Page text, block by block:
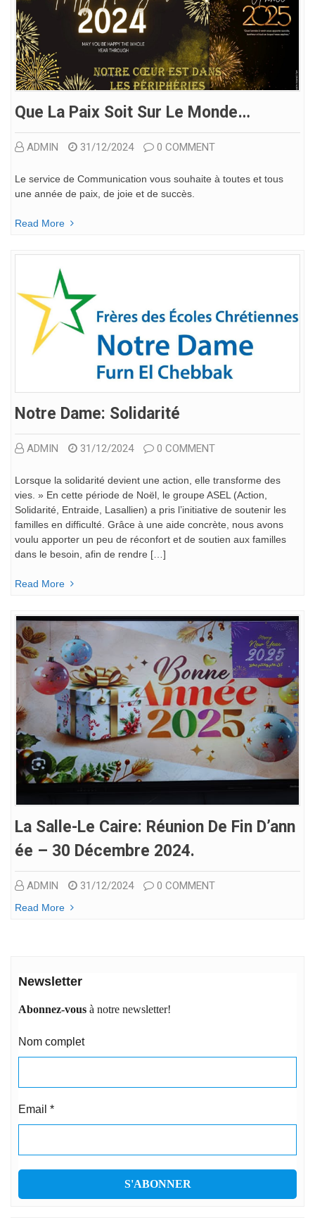
Que La Paix Soit Sur Le Monde…
ADMIN 31/12/2024 0 COMMENT
Le service de Communication vous souhaite à toutes et tous
une année de paix, de joie et de succès.
Read More
Notre Dame: Solidarité
ADMIN 31/12/2024 0 COMMENT
Lorsque la solidarité devient une action, elle transforme des
vies. » En cette période de Noël, le groupe ASEL (Action,
Solidarité, Entraide, Lasallien) a pris l’initiative de soutenir les
familles en difficulté. Grâce à une aide concrète, nous avons
voulu apporter un peu de réconfort et de soutien aux familles
dans le besoin, afin de rendre […]
Read More
La Salle-Le Caire: Réunion De Fin D’ann
Ée – 30 Décembre 2024.
ADMIN 31/12/2024 0 COMMENT
Read More
Newsletter
Abonnez-vous à notre newsletter!
Nom complet
Email *